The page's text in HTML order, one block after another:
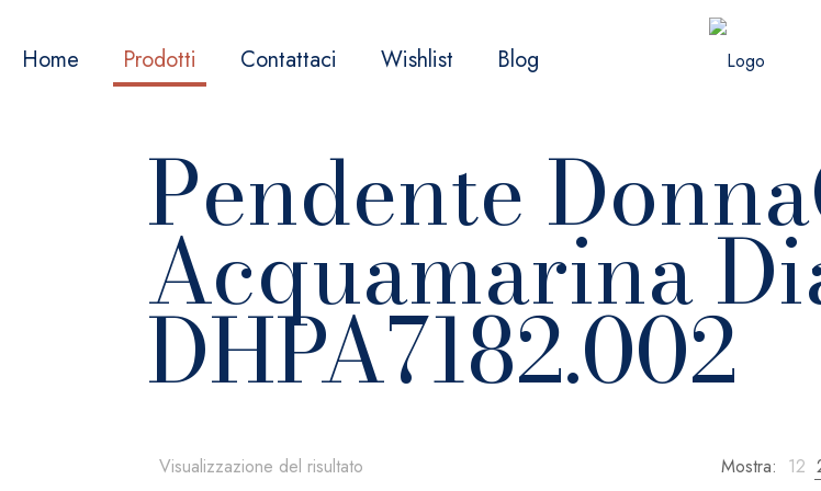
Home Prodotti Contattaci Wishlist Blog
Pendente
Acquamarina
DHPA7182.002
Visualizzazione del risultato Mostra: 12